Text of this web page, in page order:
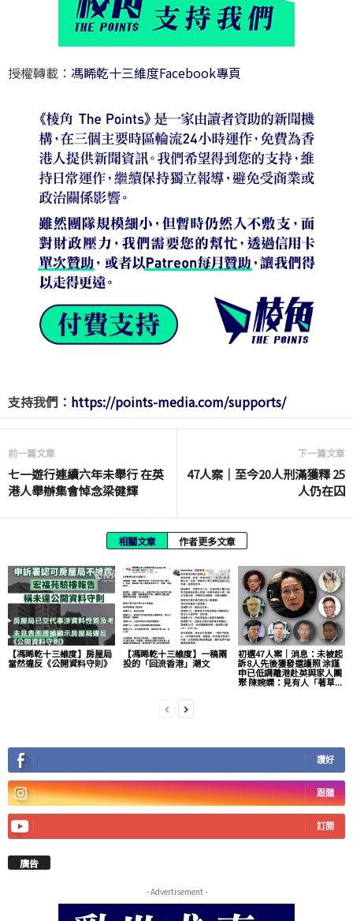
授權轉載： 馮睎乾十三維度Facebook專頁
支持我們： https://points-media.com/supports/
前一篇文章
七一遊行連續六年未舉行 在英
港人舉辦集會悼念梁健輝
下一篇文章
47人案｜至今20人刑滿獲釋 25
人仍在囚
相關文章 作者更多文章
【馮睎乾十三維度】房屋局
當然違反《公開資料守則》
【馮睎乾十三維度】一稿兩
投的「回流香港」潮文
初選47人案｜消息：未被起
訴8人先後獲發還護照 涂謹
申已低調離港赴英與家人團
聚 陳婉嫻：見有人「著草...
讚好
跟隨
訂閱
廣告
- Advertisement -